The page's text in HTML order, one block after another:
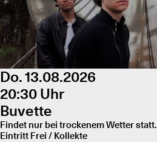
Do. 13.08.2026
20:30 Uhr
Buvette
Findet nur bei trockenem Wetter statt.
Eintritt Frei / Kollekte